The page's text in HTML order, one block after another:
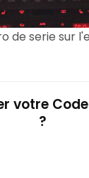
de serie sur
votre
?